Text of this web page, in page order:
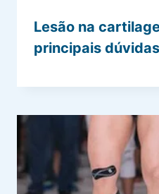
Lesão na
principais